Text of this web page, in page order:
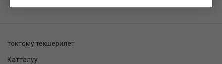
токтому текшерилет
Катталуу